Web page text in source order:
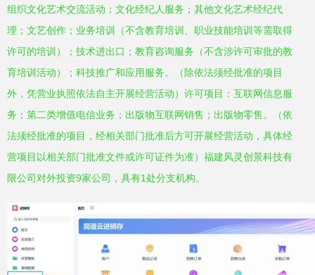
组织文化艺术交流活动；文化经纪人服务；其他文化艺术经纪代
理；文艺创作；业务培训（不含教育培训、职业技能培训等需取得
许可的培训）；技术进出口；教育咨询服务（不含涉许可审批的教
育培训活动）；科技推广和应用服务。（除依法须经批准的项目
外，凭营业执照依法自主开展经营活动）许可项目：互联网信息服
务；第二类增值电信业务；出版物互联网销售；出版物零售。（依
法须经批准的项目，经相关部门批准后方可开展经营活动，具体经
营项目以相关部门批准文件或许可证件为准）福建风灵创景科技有
限公司对外投资9家公司，具有1处分支机构。